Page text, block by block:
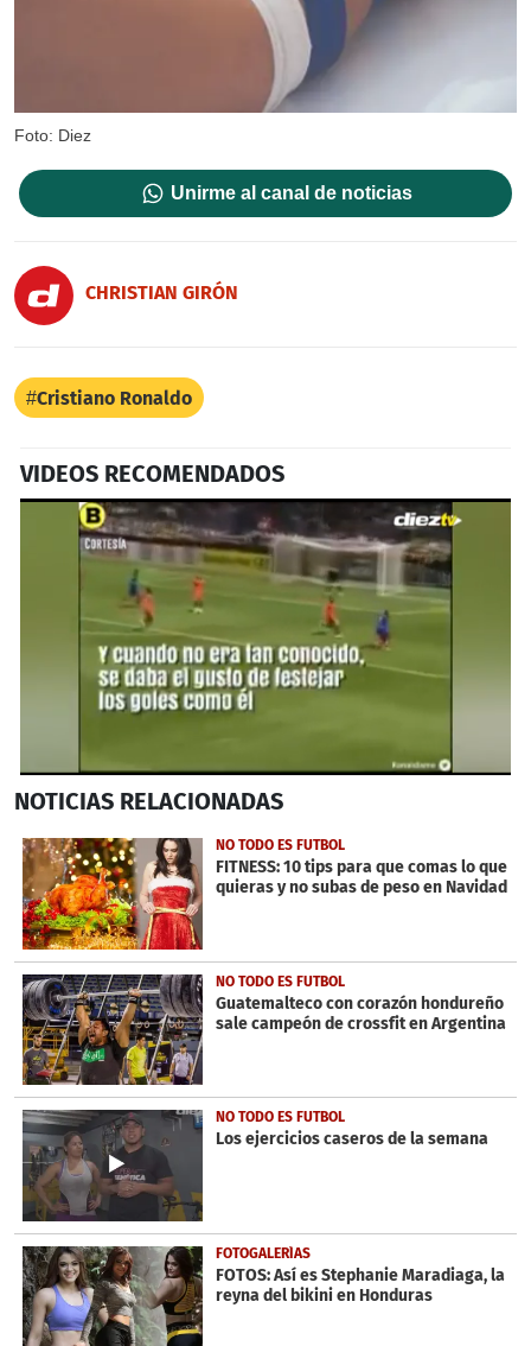
Foto: Diez
Unirme al canal de noticias
CHRISTIAN GIRÓN
Cristiano Ronaldo
VIDEOS RECOMENDADOS
seconds
46
seconds
NOTICIAS RELACIONADAS
NO TODO ES FUTBOL
FITNESS: 10 tips para que comas lo que
quieras y no subas de peso en Navidad
NO TODO ES FUTBOL
Guatemalteco con corazón hondureño
sale campeón de crossfit en Argentina
NO TODO ES FUTBOL
Los ejercicios caseros de la semana
FOTOGALERÍAS
FOTOS: Así es Stephanie Maradiaga, la
reyna del bikini en Honduras